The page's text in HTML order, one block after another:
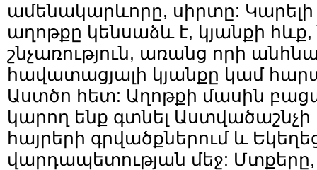
ամենակարևորը, սիրտը: Կարելի
աղոթքը կենսաձև է, կյանքի հևք,
շնչառություն, առանց որի
հավատացյալի կյանքը կամ
Աստծո հետ: Աղոթքի մասին
կարող ենք գտնել Աստվածաշնչի
հայրերի գրվածքներում և
վարդապետության մեջ: